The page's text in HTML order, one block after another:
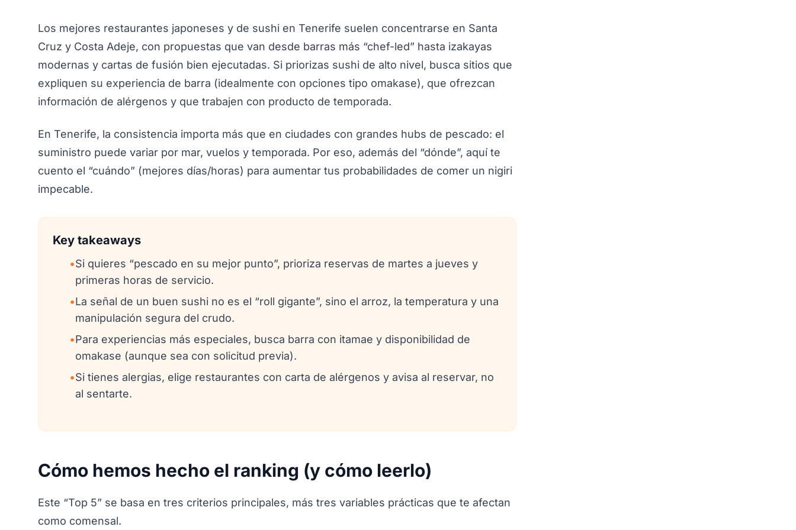
Los mejores restaurantes japoneses y de sushi en Tenerife suelen concentrarse en Santa
Cruz y Costa Adeje, con propuestas que van desde barras más “chef-led” hasta izakayas
modernas y cartas de fusión bien ejecutadas. Si priorizas sushi de alto nivel, busca sitios que
expliquen su experiencia de barra (idealmente con opciones tipo omakase), que ofrezcan
información de alérgenos y que trabajen con producto de temporada.
En Tenerife, la consistencia importa más que en ciudades con grandes hubs de pescado: el
suministro puede variar por mar, vuelos y temporada. Por eso, además del “dónde”, aquí te
cuento el “cuándo” (mejores días/horas) para aumentar tus probabilidades de comer un nigiri
impecable.
Key takeaways
•Si quieres “pescado en su mejor punto”, prioriza reservas de martes a jueves y
primeras horas de servicio.
•La señal de un buen sushi no es el “roll gigante”, sino el arroz, la temperatura y una
manipulación segura del crudo.
•Para experiencias más especiales, busca barra con itamae y disponibilidad de
omakase (aunque sea con solicitud previa).
•Si tienes alergias, elige restaurantes con carta de alérgenos y avisa al reservar, no
al sentarte.
Cómo hemos hecho el ranking (y cómo leerlo)
Este “Top 5” se basa en tres criterios principales, más tres variables prácticas que te afectan
como comensal.